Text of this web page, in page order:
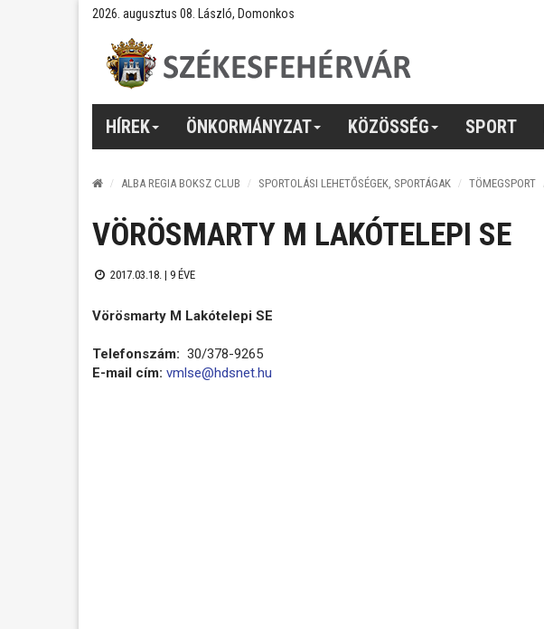
2026. augusztus 08. László, Domonkos
HÍREK ÖNKORMÁNYZAT KÖZÖSSÉG SPORT
ALBA REGIA BOKSZ CLUB SPORTOLÁSI LEHETŐSÉGEK, SPORTÁGAK TÖMEGSPORT
VÖRÖSMARTY M LAKÓTELEPI SE
2017.03.18. | 9 ÉVE
Vörösmarty M Lakótelepi SE
Telefonszám: 30/378-9265
E-mail cím: vmlse@hdsnet.hu